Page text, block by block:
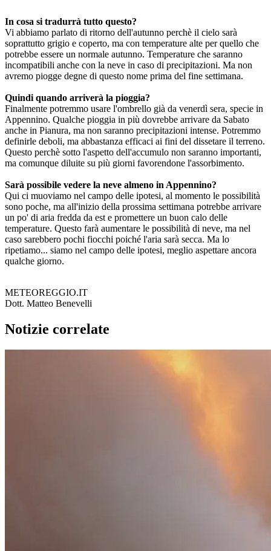
In cosa si tradurrà tutto questo?
Vi abbiamo parlato di ritorno dell'autunno perchè il cielo sarà
soprattutto grigio e coperto, ma con temperature alte per quello che
potrebbe essere un normale autunno. Temperature che saranno
incompatibili anche con la neve in caso di precipitazioni. Ma non
avremo piogge degne di questo nome prima del fine settimana.
Quindi quando arriverà la pioggia?
Finalmente potremmo usare l'ombrello già da venerdì sera, specie in
Appennino. Qualche pioggia in più dovrebbe arrivare da Sabato
anche in Pianura, ma non saranno precipitazioni intense. Potremmo
definirle deboli, ma abbastanza efficaci ai fini del dissetare il terreno.
Questo perchè sotto l'aspetto dell'accumulo non saranno importanti,
ma comunque diluite su più giorni favorendone l'assorbimento.
Sarà possibile vedere la neve almeno in Appennino?
Qui ci muoviamo nel campo delle ipotesi, al momento le possibilità
sono poche, ma all'inizio della prossima settimana potrebbe arrivare
un po' di aria fredda da est e promettere un buon calo delle
temperature. Questo farà aumentare le possibilità di neve, ma nel
caso sarebbero pochi fiocchi poiché l'aria sarà secca. Ma lo
ripetiamo... siamo nel campo delle ipotesi, meglio aspettare ancora
qualche giorno.
METEOREGGIO.IT
Dott. Matteo Benevelli
Notizie correlate